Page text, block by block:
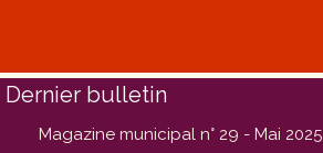
Dernier bulletin
Magazine municipal n° 29 - Mai 2025